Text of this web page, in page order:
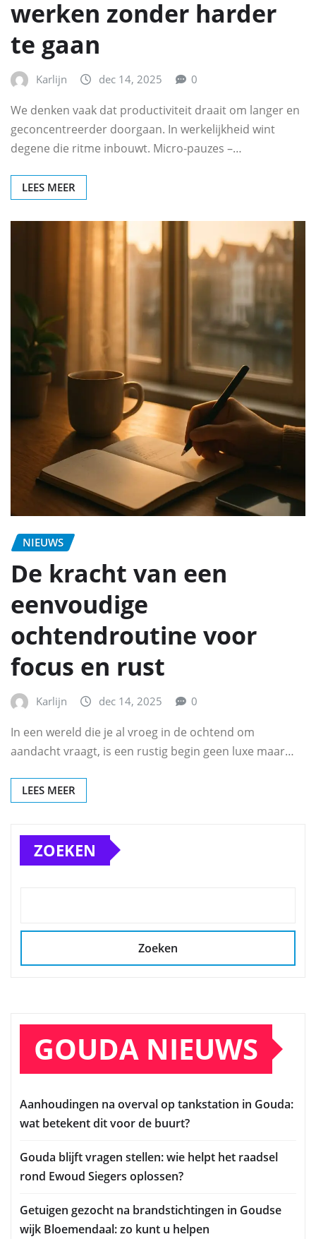
werken zonder harder
te gaan
Karlijn dec 14, 2025 0
We denken vaak dat productiviteit draait om langer en
geconcentreerder doorgaan. In werkelijkheid wint
degene die ritme inbouwt. Micro‑pauzes –…
LEES MEER
NIEUWS
De kracht van een
eenvoudige
ochtendroutine voor
focus en rust
Karlijn dec 14, 2025 0
In een wereld die je al vroeg in de ochtend om
aandacht vraagt, is een rustig begin geen luxe maar…
LEES MEER
ZOEKEN
Zoeken
GOUDA NIEUWS
Aanhoudingen na overval op tankstation in Gouda:
wat betekent dit voor de buurt?
Gouda blijft vragen stellen: wie helpt het raadsel
rond Ewoud Siegers oplossen?
Getuigen gezocht na brandstichtingen in Goudse
wijk Bloemendaal: zo kunt u helpen